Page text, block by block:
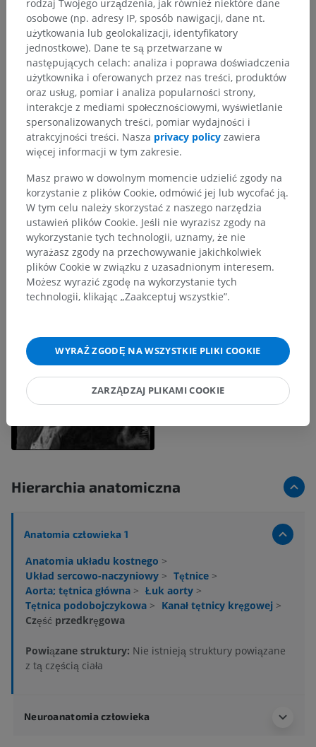
Hierarchia anatomiczna
Anatomia człowieka 1
Anatomia układu kostnego >
Układ sercowo-naczyniowy > Tętnice >
Aorta; tętnica główna > Łuk aorty >
Tętnica podobojczykowa > Kanał tętnicy kręgowej >
Część przedkręgowa
Powiązane struktury: Nie istnieją struktury powiązane
z tą częścią ciała
Neuroanatomia człowieka
rodzaj Twojego urządzenia, jak również niektóre dane
osobowe (np. adresy IP, sposób nawigacji, dane nt.
użytkowania lub geolokalizacji, identyfikatory
jednostkowe). Dane te są przetwarzane w
następujących celach: analiza i poprawa doświadczenia
użytkownika i oferowanych przez nas treści, produktów
oraz usług, pomiar i analiza popularności strony,
interakcje z mediami społecznościowymi, wyświetlanie
spersonalizowanych treści, pomiar wydajności i
atrakcyjności treści. Nasza privacy policy zawiera
więcej informacji w tym zakresie.
Masz prawo w dowolnym momencie udzielić zgody na
korzystanie z plików Cookie, odmówić jej lub wycofać ją.
W tym celu należy skorzystać z naszego narzędzia
ustawień plików Cookie. Jeśli nie wyrazisz zgody na
wykorzystanie tych technologii, uznamy, że nie
wyrażasz zgody na przechowywanie jakichkolwiek
plików Cookie w związku z uzasadnionym interesem.
Możesz wyrazić zgodę na wykorzystanie tych
technologii, klikając „Zaakceptuj wszystkie”.
WYRAŹ ZGODĘ NA WSZYSTKIE PLIKI COOKIE
ZARZĄDZAJ PLIKAMI COOKIE